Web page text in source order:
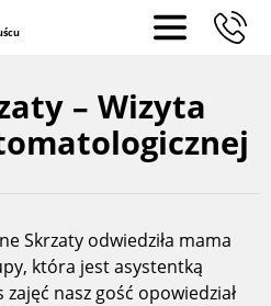
– Wizyta
Skrzaty odwiedziła mama
która jest asystentką
nasz gość opowiedział